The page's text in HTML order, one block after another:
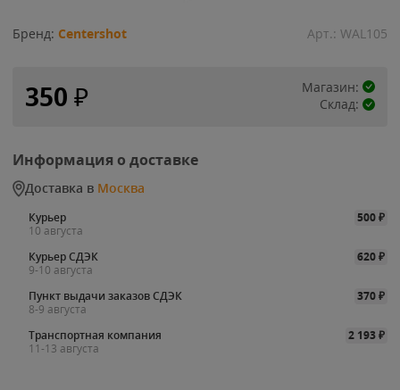
Бренд: Centershot Арт.: WAL105
350 ₽
Магазин:
Склад:
Информация о доставке
Доставка в Москва
Курьер 500₽
10 августа
Курьер СДЭК
620₽
9-10 августа
Пункт выдачи заказов СДЭК
370₽
8-9 августа
Транспортная компания
2 193₽
11-13 августа